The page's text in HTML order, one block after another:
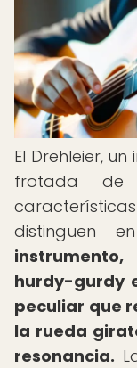
El Drehleier,
frotada de
distinguen
hurdy-gurdy
peculiar que
la rueda
resonancia.